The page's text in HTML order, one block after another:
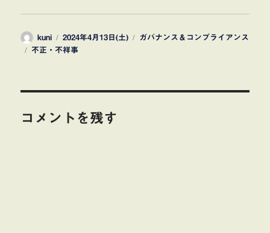
投
稿
kuni
投
稿
2024年4月13日(土)
カ
ガバナンス＆コンプライアンス
タ
不正・不祥事
コメントを残す